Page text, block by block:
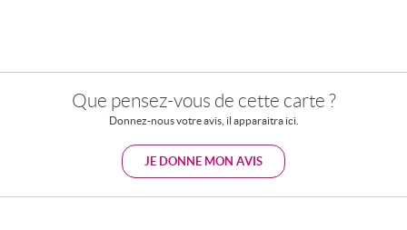
Que pensez-vous de cette carte ?
Donnez-nous votre avis, il apparaitra ici.
JE DONNE MON AVIS